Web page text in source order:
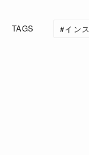
TAGS イン